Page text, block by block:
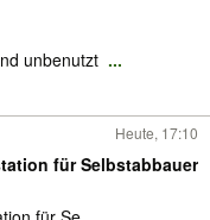
unbenutzt ...
Heute, 17:10
für Selbstabbauer